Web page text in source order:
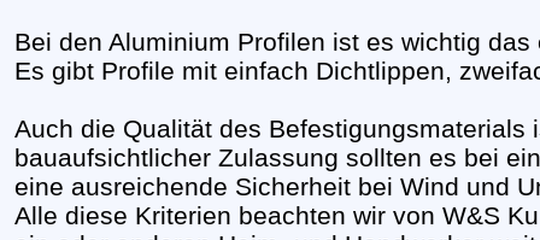
Bei den Aluminium Profilen ist es wichtig
Es gibt Profile mit einfach Dichtlippen,
Auch die Qualität des
bauaufsichtlicher Zulassung sollten es bei
eine ausreichende Sicherheit bei Wind und
Alle diese Kriterien beachten wir von W&S